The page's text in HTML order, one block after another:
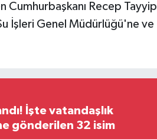
Cumhurbaşkanı Recep Tayyip
İşleri Genel Müdürlüğü'ne ve
İşte vatandaşlık
gönderilen 32 isim